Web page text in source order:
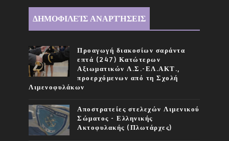
ΔΗΜΟΦΙΛΕΊΣ ΑΝΑΡΤΉΣΕΙΣ
Προαγωγή διακοσίων σαράντα
επτά (247) Κατώτερων
Αξιωματικών Λ.Σ.-ΕΛ.ΑΚΤ.,
προερχόμενων από τη Σχολή
Λιμενοφυλάκων
Αποστρατείες στελεχών Λιμενικού
Σώματος - Ελληνικής
Ακτοφυλακής (Πλωτάρχες)